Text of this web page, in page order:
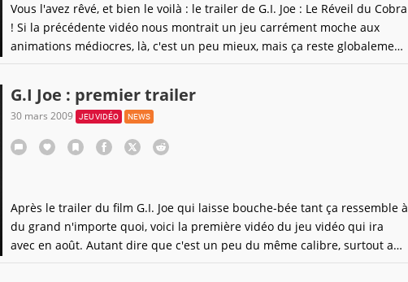
Vous l'avez rêvé, et bien le voilà : le trailer de G.I. Joe : Le Réveil du Cobra
! Si la précédente vidéo nous montrait un jeu carrément moche aux
animations médiocres, là, c'est un peu mieux, mais ça reste globalement
en dessous des standards graphiques actuels. Quant à la mise en
G.I Joe : premier trailer
30 mars 2009 JEU VIDÉO NEWS
Après le trailer du film G.I. Joe qui laisse bouche-bée tant ça ressemble à
du grand n'importe quoi, voici la première vidéo du jeu vidéo qui ira
avec en août. Autant dire que c'est un peu du même calibre, surtout au
niveau de la voix off, toujours assurée par l'homme à la voix la plus